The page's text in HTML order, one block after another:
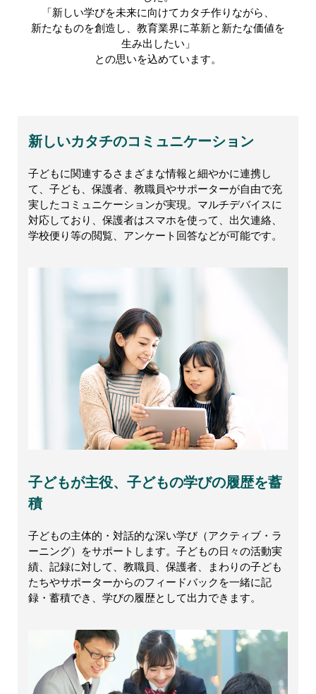
「新しい学びを未来に向けてカタチ作りながら、
新たなものを創造し、教育業界に革新と新たな価値を
生み出したい」
との思いを込めています。
新しいカタチのコミュニケーション
子どもに関連するさまざまな情報と細やかに連携し
て、子ども、保護者、教職員やサポーターが自由で充
実したコミュニケーションが実現。マルチデバイスに
対応しており、保護者はスマホを使って、出欠連絡、
学校便り等の閲覧、アンケート回答などが可能です。
子どもが主役、子どもの学びの履歴を蓄
積
子どもの主体的・対話的な深い学び（アクティブ・ラ
ーニング）をサポートします。子どもの日々の活動実
績、記録に対して、教職員、保護者、まわりの子ども
たちやサポーターからのフィードバックを一緒に記
録・蓄積でき、学びの履歴として出力できます。